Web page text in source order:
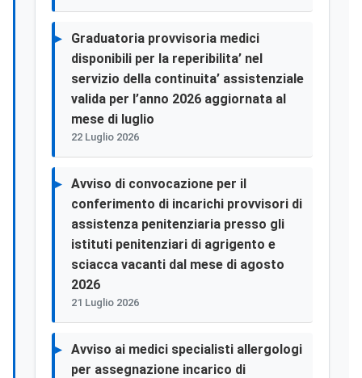
Graduatoria provvisoria medici
disponibili per la reperibilita’ nel
servizio della continuita’ assistenziale
valida per l’anno 2026 aggiornata al
mese di luglio
22 Luglio 2026
Avviso di convocazione per il
conferimento di incarichi provvisori di
assistenza penitenziaria presso gli
istituti penitenziari di agrigento e
sciacca vacanti dal mese di agosto
2026
21 Luglio 2026
Avviso ai medici specialisti allergologi
per assegnazione incarico di